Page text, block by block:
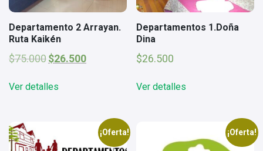
Departamento 2 Arrayan.
Ruta Kaikén
$75.000 El
era:
$26.500El
Ver detalles
Departamentos 1.Doña
Dina
$26.500
Ver detalles
¡Oferta! ¡Oferta!